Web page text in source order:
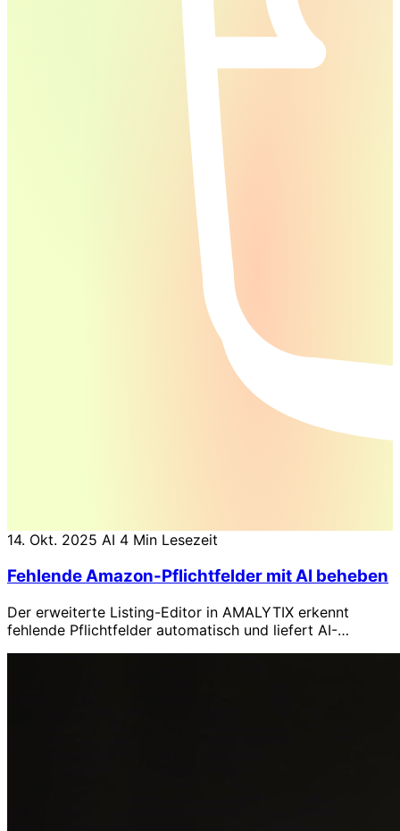
14. Okt. 2025 AI 4 Min Lesezeit
Fehlende Amazon-Pflichtfelder mit AI beheben
Der erweiterte Listing-Editor in AMALYTIX erkennt
fehlende Pflichtfelder automatisch und liefert AI-